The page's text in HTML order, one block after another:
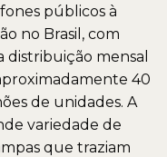
públicos à
no Brasil, com
distribuição mensal
40
de unidades. A
variedade de
que traziam